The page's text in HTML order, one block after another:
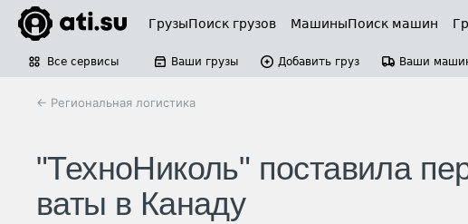
ГрузыПоиск грузов МашиныПоиск машин
Все сервисы Ваши грузы Добавить груз Ваши
← Региональная логистика
"ТехноНиколь" поставила
ваты в Канаду